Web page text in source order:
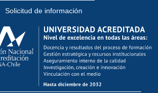
Funcionarias/os
internos de capacitación
Bienestar del personal
Portal de movilidad interna
Solicitud de información